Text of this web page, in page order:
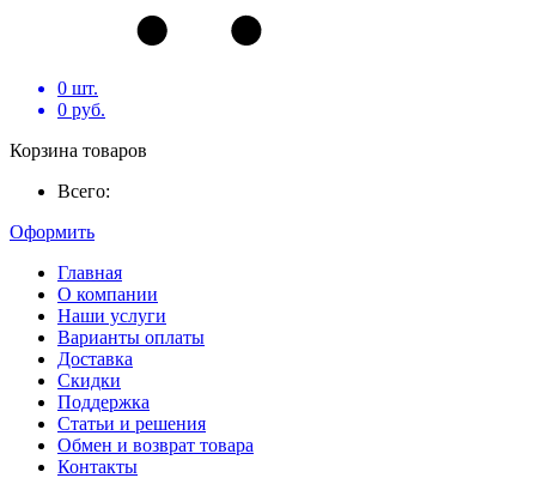
0 шт.
0 руб.
Корзина товаров
Всего:
Оформить
Главная
О компании
Наши услуги
Варианты оплаты
Доставка
Скидки
Поддержка
Статьи и решения
Обмен и возврат товара
Контакты